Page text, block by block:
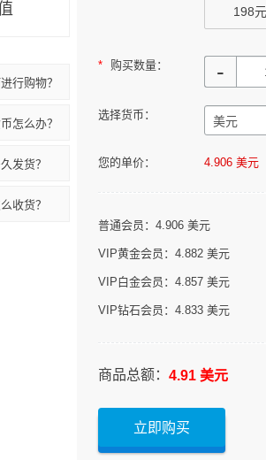
行购物？
怎么办？
发货？
收货？
198元
* 购买数量： -
选择货币：
您的单价： 4.906 美元
普通会员：4.906 美元
VIP黄金会员：4.882 美元
VIP白金会员：4.857 美元
VIP钻石会员：4.833 美元
商品总额： 4.91 美元
立即购买